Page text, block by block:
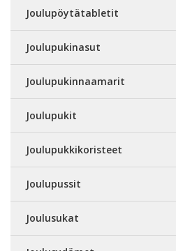
Joulupöytätabletit
Joulupukinasut
Joulupukinnaamarit
Joulupukit
Joulupukkikoristeet
Joulupussit
Joulusukat